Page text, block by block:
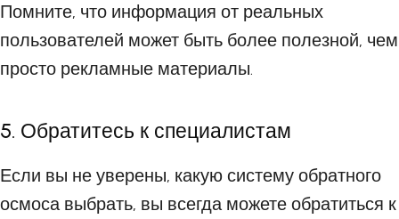
Помните, что информация от реальных
пользователей может быть более полезной, чем
просто рекламные материалы.
5. Обратитесь к специалистам
Если вы не уверены, какую систему обратного
осмоса выбрать, вы всегда можете обратиться к